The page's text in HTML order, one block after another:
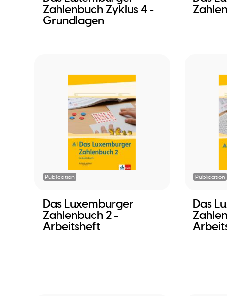
Zahlenbuch Zyklus 4 -
Grundlagen
Publication
Das Luxemburger
Zahlenbuch 2 -
Arbeitsheft
Publication
Das